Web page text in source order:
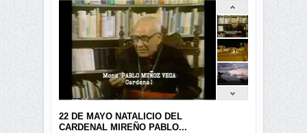
22 DE MAYO NATALICIO DEL
CARDENAL MIREÑO PABLO...